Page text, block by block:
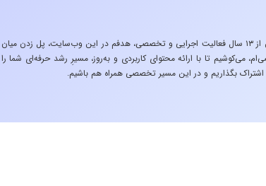
«تجربه در صنعت»، زیربنایِ اشتیاقِ من به دنیایِ HSE است. با بیش از ۱۳ سال فعالیت اجرایی و تخصصی، هدفم در این وب‌سایت، پل زدن میان
تا با ارائه محتوای کاربردی و به‌روز، مسیرِ رشد حرفه‌ای شما را
بگذاریم و در این مسیر تخصصی همراه هم باشیم.